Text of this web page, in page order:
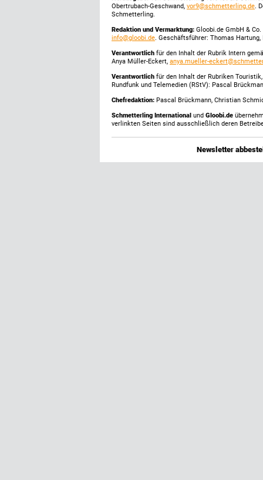
Obertrubach-Geschwand, vor9@schmetterling.de.
Schmetterling.
Redaktion und Vermarktung: Gloobi.de GmbH &
info@gloobi.de. Geschäftsführer: Thomas
Verantwortlich für den Inhalt der Rubrik Intern
Anya Müller-Eckert, anya.mueller-
Verantwortlich für den Inhalt der Rubriken
Rundfunk und Telemedien (RStV): Pascal
Chefredaktion: Pascal Brückmann, Christian
Schmetterling International und Gloobi.de
verlinkten Seiten sind ausschließlich deren
Newsletter